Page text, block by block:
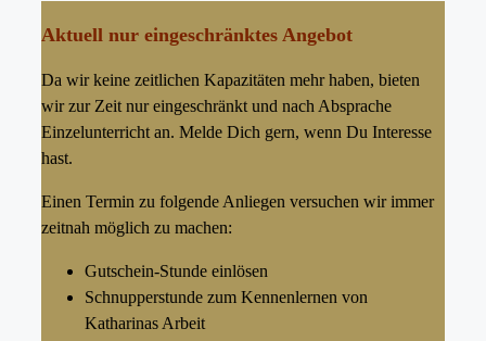
Aktuell nur eingeschränktes Angebot
Da wir keine zeitlichen Kapazitäten mehr haben, bieten
wir zur Zeit nur eingeschränkt und nach Absprache
Einzelunterricht an. Melde Dich gern, wenn Du Interesse
hast.
Einen Termin zu folgende Anliegen versuchen wir immer
zeitnah möglich zu machen:
Gutschein-Stunde einlösen
Schnupperstunde zum Kennenlernen von
Katharinas Arbeit